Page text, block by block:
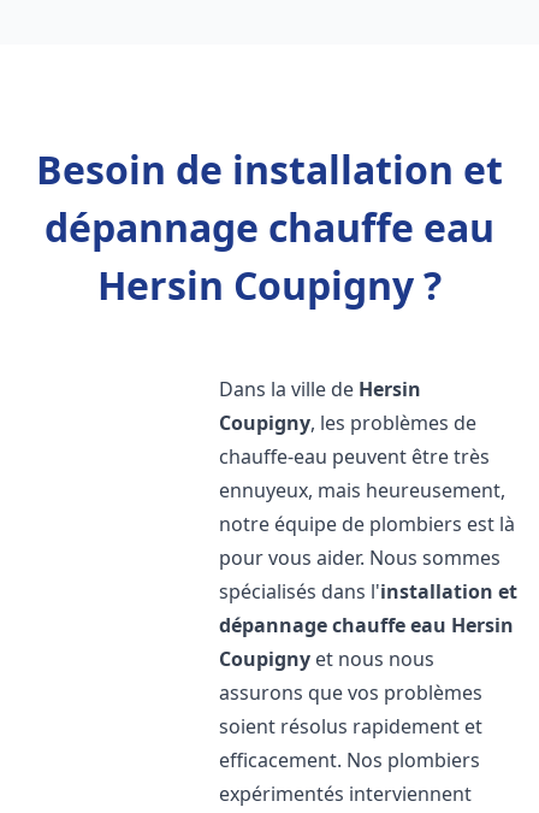
Besoin de installation et
dépannage chauffe eau
Hersin Coupigny ?
Dans la ville de Hersin
Coupigny, les problèmes de
chauffe-eau peuvent être très
ennuyeux, mais heureusement,
notre équipe de plombiers est là
pour vous aider. Nous sommes
spécialisés dans l'installation et
dépannage chauffe eau Hersin
Coupigny et nous nous
assurons que vos problèmes
soient résolus rapidement et
efficacement. Nos plombiers
expérimentés interviennent